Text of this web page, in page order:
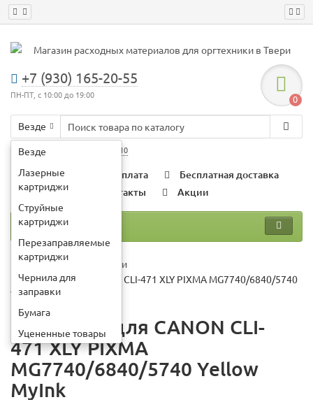
+7 (930) 165-20-55
ПН-ПТ, с 10:00 до 19:00 0
Везде
Везде
Лазерные
картриджи
Струйные
картриджи
Перезаправляемые
картриджи
Чернила для
заправки
Бумага
Уцененные товары
Например: картридж xerox 3010
О компании Оплата
Бесплатная доставка
Гарантии
Контакты Акции
Каталог
Струйные картриджи
Картридж для CANON CLI-471 XLY PIXMA MG7740/6840/5740
Yellow MyInk
Картридж для CANON CLI-
471 XLY PIXMA
MG7740/6840/5740 Yellow
MyInk